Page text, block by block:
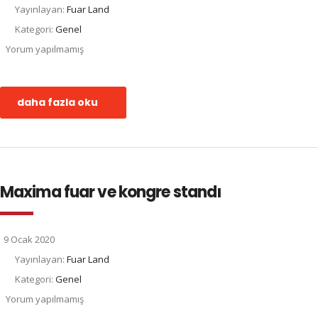
Yayınlayan: Fuar Land
Kategori: Genel
Yorum yapılmamış
daha fazla oku
Maxima fuar ve kongre standı
9 Ocak 2020
Yayınlayan: Fuar Land
Kategori: Genel
Yorum yapılmamış